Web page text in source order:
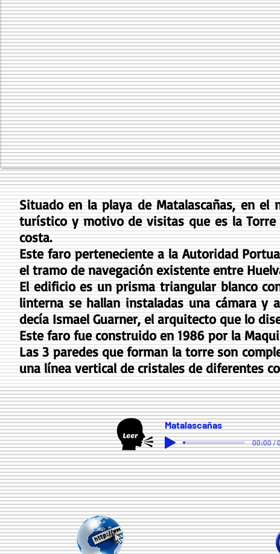
Situado en la playa de Matalascañas, en el
turístico y motivo de visitas que es la
costa.
Este faro perteneciente a la Autoridad
el tramo de navegación existente entre
El edificio es un prisma triangular blanco
linterna se hallan instaladas una cámara y
decía Ismael Guarner, el arquitecto que lo
Este faro fue construido en 1986 por la
Las 3 paredes que forman la torre son
una línea vertical de cristales de diferentes
Matalascañas
00:00 /